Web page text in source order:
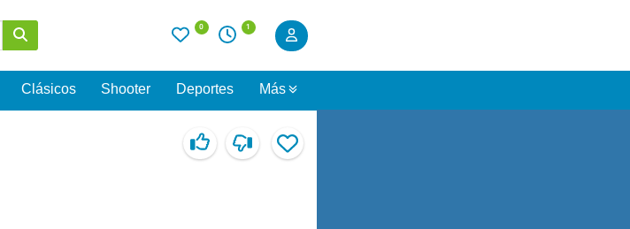
0 1
Clásicos Shooter Deportes Más